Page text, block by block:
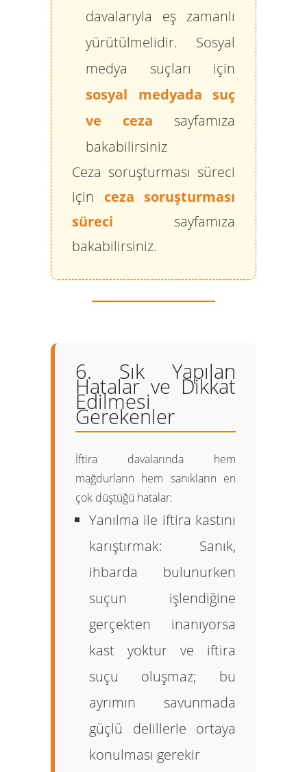
davalarıyla eş zamanlı
yürütülmelidir. Sosyal
medya suçları için
sosyal medyada suç
ve ceza sayfamıza
bakabilirsiniz
Ceza soruşturması süreci
için ceza soruşturması
süreci sayfamıza
bakabilirsiniz.
6. Sık Yapılan
Hatalar ve Dikkat
Edilmesi
Gerekenler
İftira davalarında hem
mağdurların hem sanıkların en
çok düştüğü hatalar:
Yanılma ile iftira kastını
karıştırmak: Sanık,
ihbarda bulunurken
suçun işlendiğine
gerçekten inanıyorsa
kast yoktur ve iftira
suçu oluşmaz; bu
ayrımın savunmada
güçlü delillerle ortaya
konulması gerekir